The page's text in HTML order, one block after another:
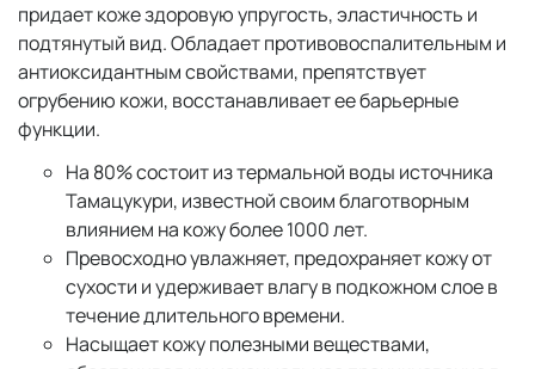
придает коже здоровую упругость, эластичность и
подтянутый вид. Обладает противовоспалительным и
антиоксидантным свойствами, препятствует
огрубению кожи, восстанавливает ее барьерные
функции.
На 80% состоит из термальной воды источника
Тамацукури, известной своим благотворным
влиянием на кожу более 1000 лет.
Превосходно увлажняет, предохраняет кожу от
сухости и удерживает влагу в подкожном слое в
течение длительного времени.
Насыщает кожу полезными веществами,